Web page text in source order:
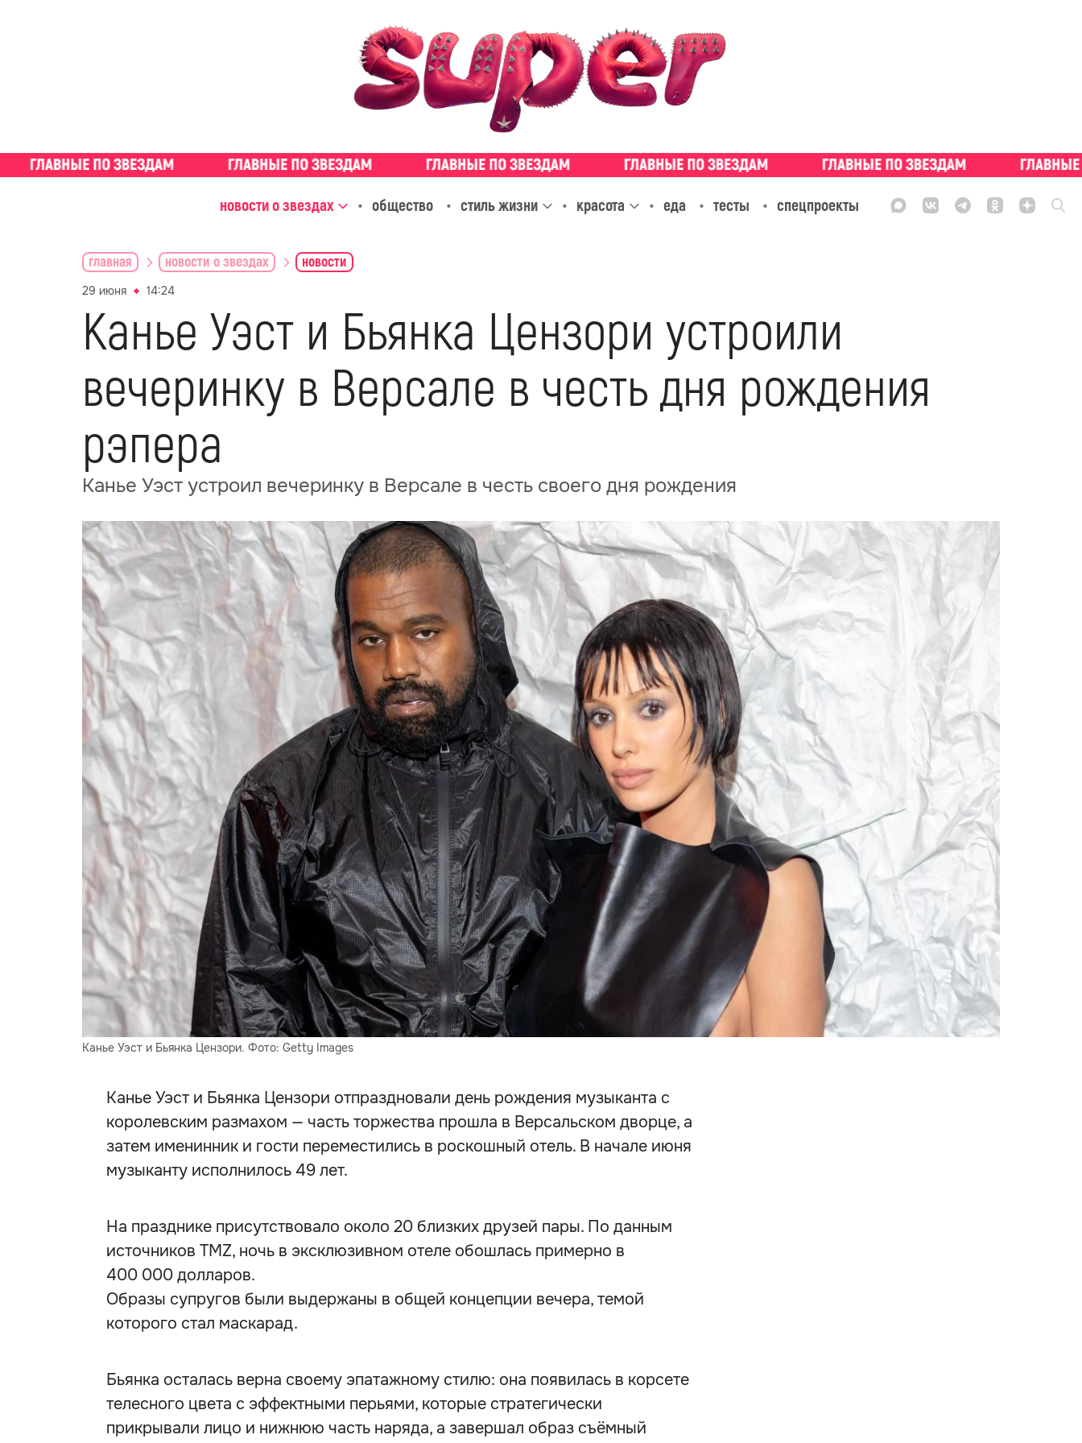
новости о звездах общество стиль жизни красота еда тесты спецпроекты
главная новости о звездах новости
29 июня 14:24
Канье Уэст и Бьянка Цензори устроили
вечеринку в Версале в честь дня рождения
рэпера
Канье Уэст устроил вечеринку в Версале в честь своего дня рождения
Канье Уэст и Бьянка Цензори. Фото: Getty Images
Канье Уэст и Бьянка Цензори отпраздновали день рождения музыканта с
королевским размахом — часть торжества прошла в Версальском дворце, а
затем именинник и гости переместились в роскошный отель. В начале июня
музыканту исполнилось 49 лет.
На празднике присутствовало около 20 близких друзей пары. По данным
источников TMZ, ночь в эксклюзивном отеле обошлась примерно в
400 000 долларов.
Образы супругов были выдержаны в общей концепции вечера, темой
которого стал маскарад.
Бьянка осталась верна своему эпатажному стилю: она появилась в корсете
телесного цвета с эффектными перьями, которые стратегически
прикрывали лицо и нижнюю часть наряда, а завершал образ съёмный